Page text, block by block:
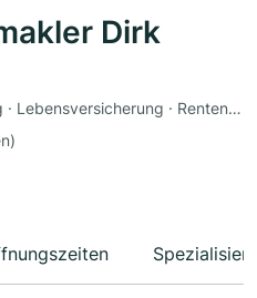
Dirk
Berufsunfähigkeitsversicherung · Lebensversicherung · Rentenversicherung · Sachversicherung · Altersvorsorge